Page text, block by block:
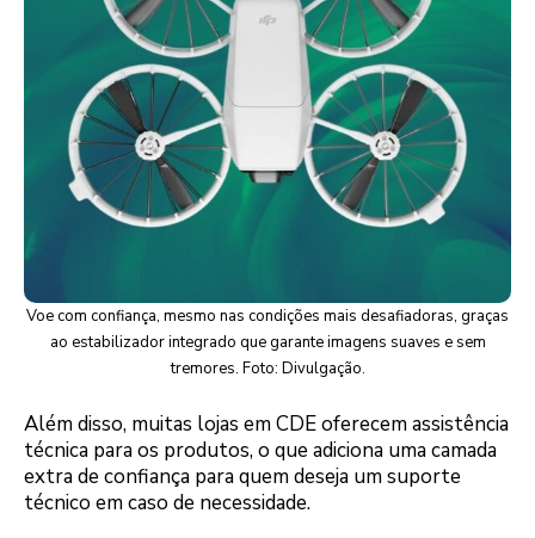
Voe com confiança, mesmo nas condições mais desafiadoras, graças
ao estabilizador integrado que garante imagens suaves e sem
tremores. Foto: Divulgação.
Além disso, muitas lojas em CDE oferecem assistência
técnica para os produtos, o que adiciona uma camada
extra de confiança para quem deseja um suporte
técnico em caso de necessidade.